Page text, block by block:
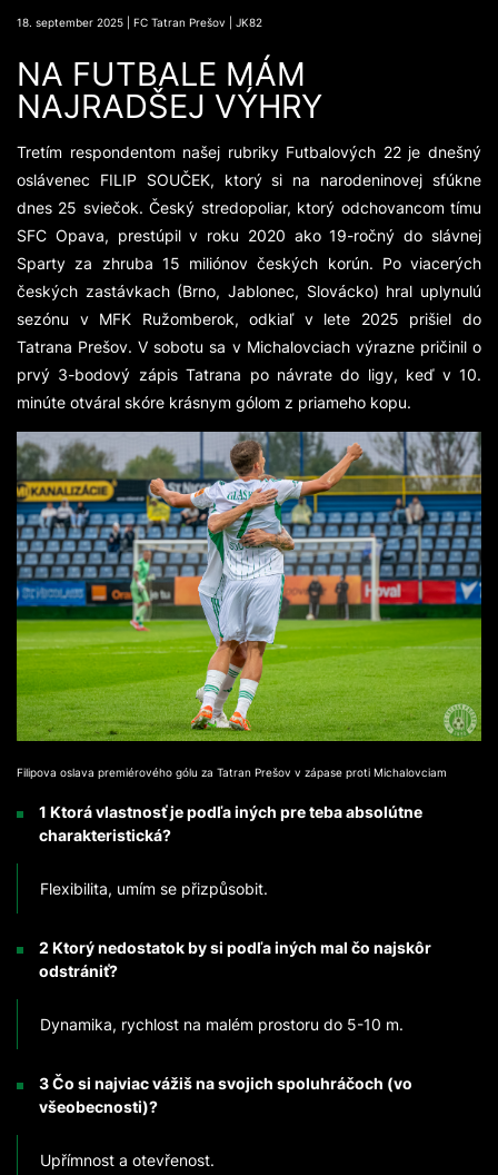
18. september 2025 | FC Tatran Prešov | JK82
NA FUTBALE MÁM
NAJRADŠEJ VÝHRY
Tretím respondentom našej rubriky Futbalových 22 je dnešný
oslávenec FILIP SOUČEK, ktorý si na narodeninovej sfúkne
dnes 25 sviečok. Český stredopoliar, ktorý odchovancom tímu
SFC Opava, prestúpil v roku 2020 ako 19-ročný do slávnej
Sparty za zhruba 15 miliónov českých korún. Po viacerých
českých zastávkach (Brno, Jablonec, Slovácko) hral uplynulú
sezónu v MFK Ružomberok, odkiaľ v lete 2025 prišiel do
Tatrana Prešov. V sobotu sa v Michalovciach výrazne pričinil o
prvý 3-bodový zápis Tatrana po návrate do ligy, keď v 10.
minúte otváral skóre krásnym gólom z priameho kopu.
Filipova oslava premiérového gólu za Tatran Prešov v zápase proti Michalovciam
1 Ktorá vlastnosť je podľa iných pre teba absolútne
charakteristická?
Flexibilita, umím se přizpůsobit.
2 Ktorý nedostatok by si podľa iných mal čo najskôr
odstrániť?
Dynamika, rychlost na malém prostoru do 5-10 m.
3 Čo si najviac vážiš na svojich spoluhráčoch (vo
všeobecnosti)?
Upřímnost a otevřenost.